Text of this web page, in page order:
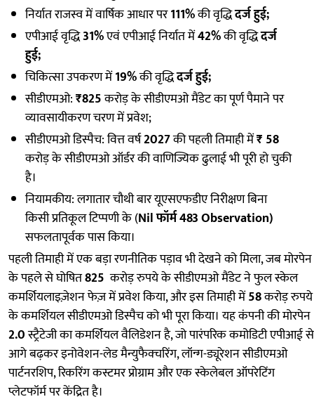
निर्यात राजस्व में वार्षिक आधार पर111%की वृद्धिदर्ज हुई;
एपीआई वृद्धि31%एवं एपीआई निर्यात में42%की वृद्धिदर्ज
हुई;
चिकित्सा उपकरण में19%की वृद्धिदर्ज हुई;
सीडीएमओ:₹825करोड़ के सीडीएमओ मैंडेट का पूर्ण पैमाने पर
व्यावसायीकरण चरण में प्रवेश;
सीडीएमओ डिस्पैच: वित्त वर्ष2027की पहली तिमाही में₹ 58
करोड़ के सीडीएमओ ऑर्डर की वाणिज्यिक ढुलाई भी पूरी हो चुकी
है।
नियामकीय: लगातार चौथी बार यूएसएफडीए निरीक्षण बिना
किसी प्रतिकूल टिप्पणी के (Nil फॉर्म 483 Observation)
सफलतापूर्वक पास किया।
पहली तिमाही में एक बड़ा रणनीतिक पड़ाव भी देखने को मिला, जब मोरपेन
के पहले से घोषित825 करोड़ रुपये के सीडीएमओ मैंडेट ने फुल स्केल
कमर्शियलाइज़ेशन फेज़ में प्रवेश किया, और इस तिमाही में58करोड़ रुपये
के कमर्शियल सीडीएमओ डिस्पैच को भी पूरा किया। यह कंपनी की मोरपेन
2.0स्ट्रैटेजी का कमर्शियल वैलिडेशन है, जो पारंपरिक कमोडिटी एपीआई से
आगे बढ़कर इनोवेशन-लेड मैन्युफैक्चरिंग, लॉन्ग-ड्यूरेशन सीडीएमओ
पार्टनरशिप, रिकरिंग कस्टमर प्रोग्राम और एक स्केलेबल ऑपरेटिंग
प्लेटफॉर्म पर केंद्रित है।